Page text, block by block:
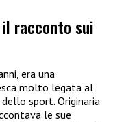
racconto sui
era una
molto legata al
sport. Originaria
le sue